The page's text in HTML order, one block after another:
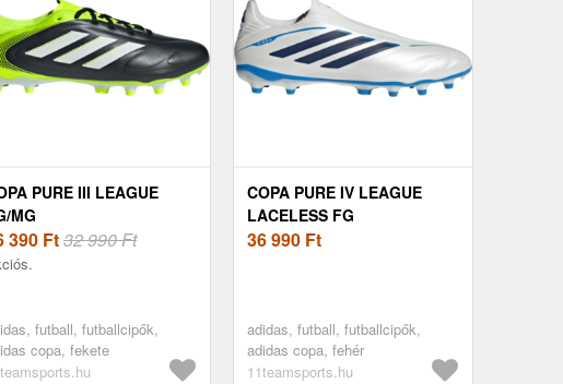
PURE III LEAGUE
MG
390 Ft32 990 Ft
futball, futballcipők,
copa, fekete
COPA PURE IV LEAGUE
LACELESS FG
36 990 Ft
adidas, futball, futballcipők,
adidas copa, fehér
11teamsports.hu